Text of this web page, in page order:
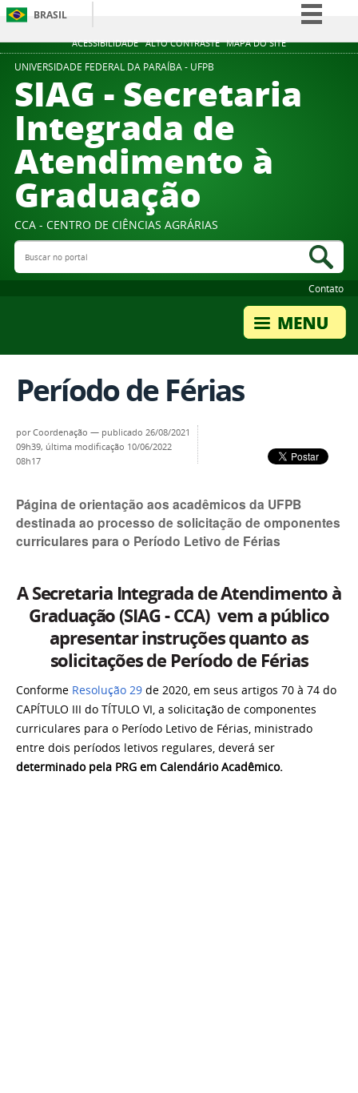
ACESSIBILIDADE ALTO CONTRASTE MAPA DO SITE
BRASIL
Simplifique!
Participe
Acesso à informação
Legislação
Canais
UNIVERSIDADE FEDERAL DA PARAÍBA - UFPB
SIAG - Secretaria
Integrada de
Atendimento à
Graduação
CCA - CENTRO DE CIÊNCIAS AGRÁRIAS
Buscar no portal
Contato
Período de Férias
porCoordenação — publicado 26/08/2021
09h39, última modificação 10/06/2022
08h17
Página de orientação aos acadêmicos da UFPB
destinada ao processo de solicitação de omponentes
curriculares para o Período Letivo de Férias
A Secretaria Integrada de Atendimento à
Graduação (SIAG - CCA) vem a público
apresentar instruções quanto as
solicitações de Período de Férias
Conforme Resolução 29 de 2020, em seus artigos 70 à 74 do
CAPÍTULO III do TÍTULO VI, a solicitação de componentes
curriculares para o Período Letivo de Férias, ministrado
entre dois períodos letivos regulares, deverá ser
determinado pela PRG em Calendário Acadêmico.